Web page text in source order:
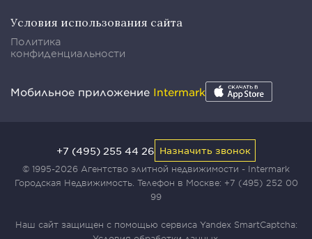
Условия использования сайта
Политика
конфиденциальности
Мобильное приложение Intermark
© 1995-2026 Агентство элитной недвижимости - Intermark
Городская Недвижимость. Телефон в Москве: +7 (495) 252 00
99
Наш сайт защищен с помощью сервиса Yandex SmartCaptcha:
+7 (495) 255 44 26 Назначить звонок